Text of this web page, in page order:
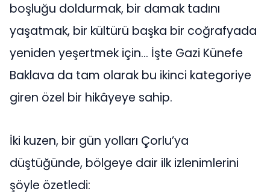
boşluğu doldurmak, bir damak tadını
yaşatmak, bir kültürü başka bir coğrafyada
yeniden yeşertmek için… İşte Gazi Künefe
Baklava da tam olarak bu ikinci kategoriye
giren özel bir hikâyeye sahip.
İki kuzen, bir gün yolları Çorlu’ya
düştüğünde, bölgeye dair ilk izlenimlerini
şöyle özetledi: